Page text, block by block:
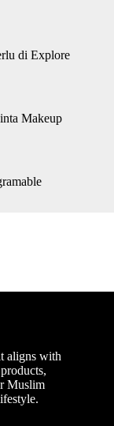
di Explore
Makeup
aligns with
Muslim